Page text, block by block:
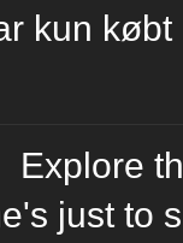
kun
Explore
just to